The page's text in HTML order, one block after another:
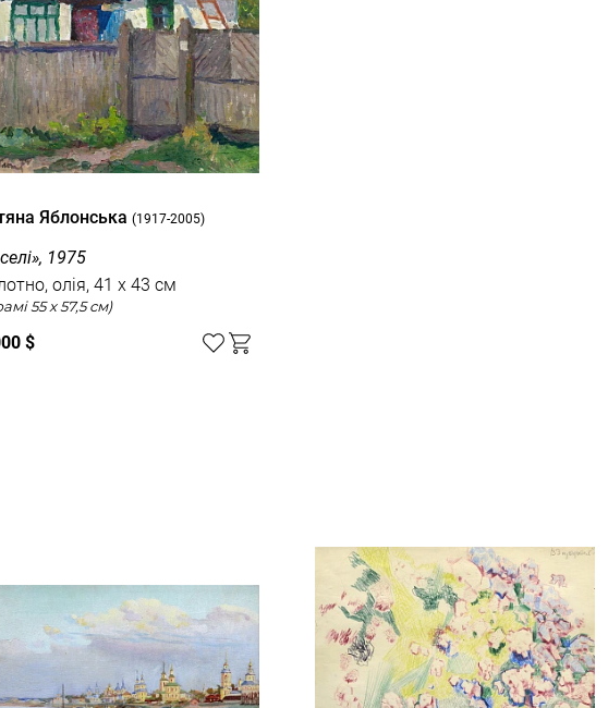
Яблонська(1917-2005)
1975
олія, 41 x 43 см
(в рамі 55 x 57,5 см)
$